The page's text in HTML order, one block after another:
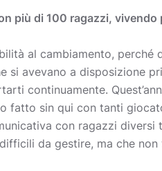
più di 100 ragazzi,
al cambiamento,
si avevano a disposizione
continuamente.
fatto sin qui con tanti
con ragazzi
da gestire, ma che non